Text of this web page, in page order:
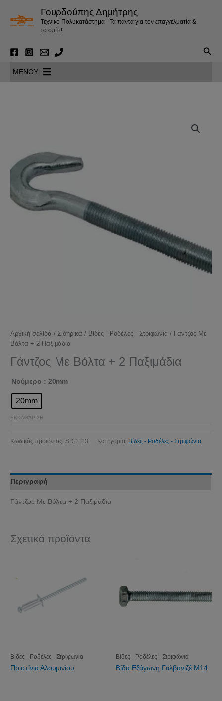
περιεχόμενο
Γουρδούπης Δημήτρης
Τεχνικό Πολυκατάστημα - Τα πάντα για τον επαγγελματία &
το σπίτι!
MENOY
Αρχική σελίδα / Σιδηρικά / Βίδες - Ροδέλες - Στριφώνια / Γάντζος Με
Βόλτα + 2 Παξιμάδια
Γάντζος Με Βόλτα + 2 Παξιμάδια
Νούμερο : 20mm
20mm
ΕΚΚΑΘΆΡΙΣΗ
Κωδικός προϊόντος: SD.1113 Κατηγορία: Βίδες - Ροδέλες - Στριφώνια
Περιγραφή
Γάντζος Με Βόλτα + 2 Παξιμάδια
Σχετικά προϊόντα
Βίδες - Ροδέλες - Στριφώνια
Πριστίνια Αλουμινίου
Βίδες - Ροδέλες - Στριφώνια
Βίδα Εξάγωνη Γαλβανιζέ Μ14